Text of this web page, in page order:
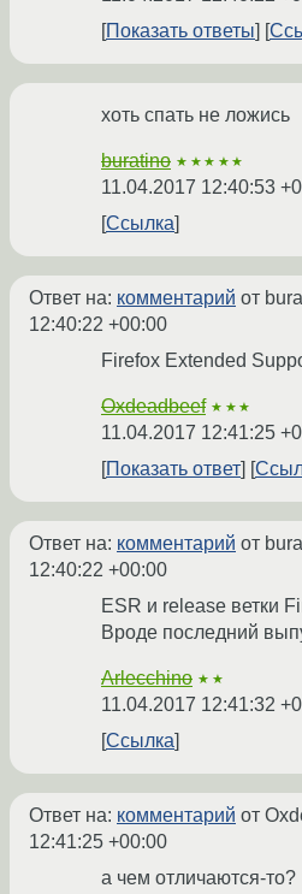
Показать ответы
хоть спать не ложись
buratino ★★★★★
11.04.2017 12:40:53
Ссылка
Ответ на: комментарий от
12:40:22 +00:00
Firefox Extended
Oxdeadbeef ★★★
11.04.2017 12:41:25
Показать ответ
Ответ на: комментарий от
12:40:22 +00:00
ESR и release ветки
Вроде последний
Arlecchino ★★
11.04.2017 12:41:32
Ссылка
Ответ на: комментарий от
12:41:25 +00:00
а чем отличаются-то?